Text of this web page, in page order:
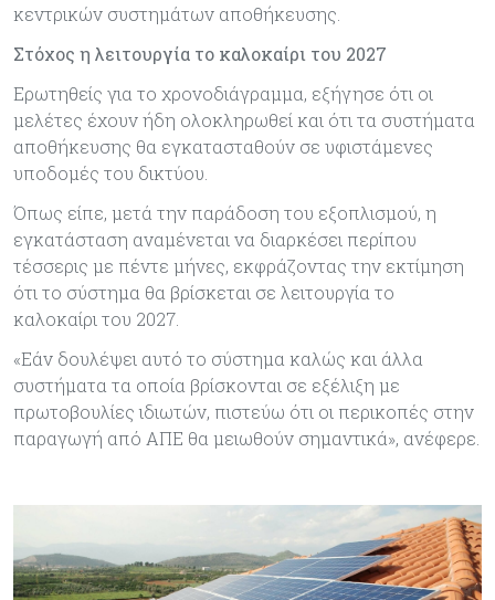
κεντρικών συστημάτων αποθήκευσης.
Στόχος η λειτουργία το καλοκαίρι του 2027
Ερωτηθείς για το χρονοδιάγραμμα, εξήγησε ότι οι
μελέτες έχουν ήδη ολοκληρωθεί και ότι τα συστήματα
αποθήκευσης θα εγκατασταθούν σε υφιστάμενες
υποδομές του δικτύου.
Όπως είπε, μετά την παράδοση του εξοπλισμού, η
εγκατάσταση αναμένεται να διαρκέσει περίπου
τέσσερις με πέντε μήνες, εκφράζοντας την εκτίμηση
ότι το σύστημα θα βρίσκεται σε λειτουργία το
καλοκαίρι του 2027.
«Εάν δουλέψει αυτό το σύστημα καλώς και άλλα
συστήματα τα οποία βρίσκονται σε εξέλιξη με
πρωτοβουλίες ιδιωτών, πιστεύω ότι οι περικοπές στην
παραγωγή από ΑΠΕ θα μειωθούν σημαντικά», ανέφερε.